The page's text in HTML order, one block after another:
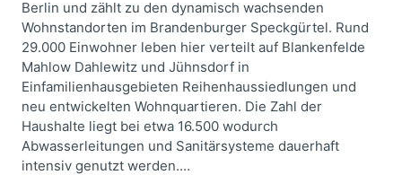
Berlin und zählt zu den dynamisch wachsenden
Wohnstandorten im Brandenburger Speckgürtel. Rund
29.000 Einwohner leben hier verteilt auf Blankenfelde
Mahlow Dahlewitz und Jühnsdorf in
Einfamilienhausgebieten Reihenhaussiedlungen und
neu entwickelten Wohnquartieren. Die Zahl der
Haushalte liegt bei etwa 16.500 wodurch
Abwasserleitungen und Sanitärsysteme dauerhaft
intensiv genutzt werden.…